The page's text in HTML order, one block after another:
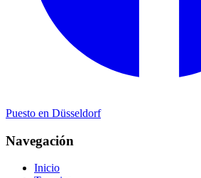
Puesto en Düsseldorf
Navegación
Inicio